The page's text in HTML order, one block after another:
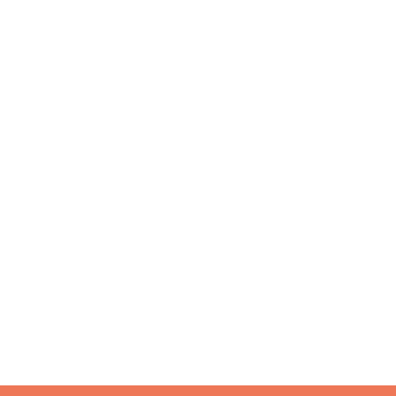
van 14.00u – 16.00u,
14.00u – 16.00u,